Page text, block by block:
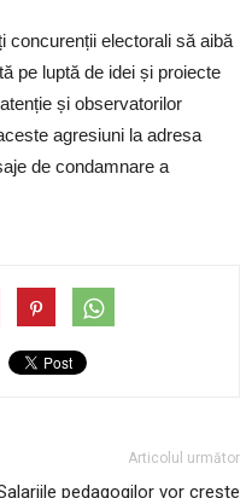
concurenții electorali să aibă
pe luptă de idei și proiecte
și observatorilor
agresiuni la adresa
de condamnare a
Articolul următor
pedagogilor vor crește